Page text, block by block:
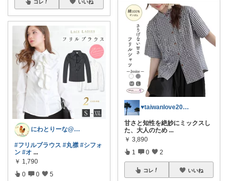
コレ いいね
にわとりーな@皆様に感謝
#フリルブラウス #丸襟 #シフォ
ン #オ ...
￥ 1,790
0 0 5
♥taiwanlove2026♥
甘さと知性を絶妙にミックスし
た、大人のため ...
￥ 3,890
1 0 2
コレ いいね